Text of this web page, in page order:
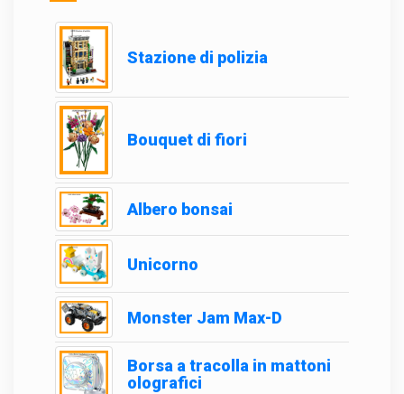
Stazione di polizia
Bouquet di fiori
Albero bonsai
Unicorno
Monster Jam Max-D
Borsa a tracolla in mattoni
olografici